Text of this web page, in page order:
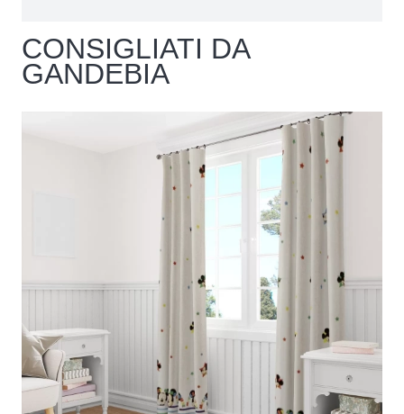
CONSIGLIATI DA
GANDEBIA